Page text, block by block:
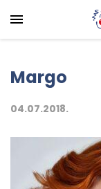
Margo
04.07.2018.